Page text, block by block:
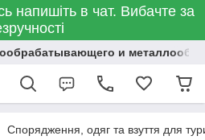
напишіть в чат. Вибачте за
и
Спорядження, одяг та взуття для